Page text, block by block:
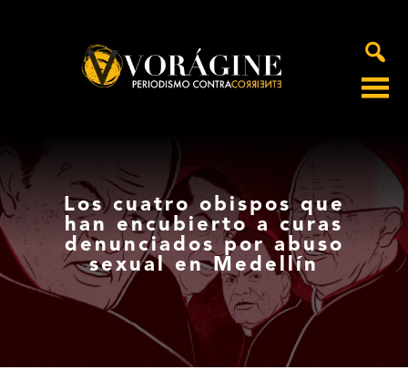
Los cuatro obispos que
han encubierto a curas
denunciados por abuso
sexual en Medellín